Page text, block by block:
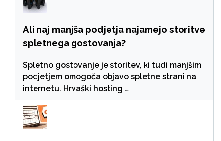
Ali naj manjša podjetja najamejo storitve
spletnega gostovanja?
Spletno gostovanje je storitev, ki tudi manjšim
podjetjem omogoča objavo spletne strani na
internetu. Hrvaški hosting …